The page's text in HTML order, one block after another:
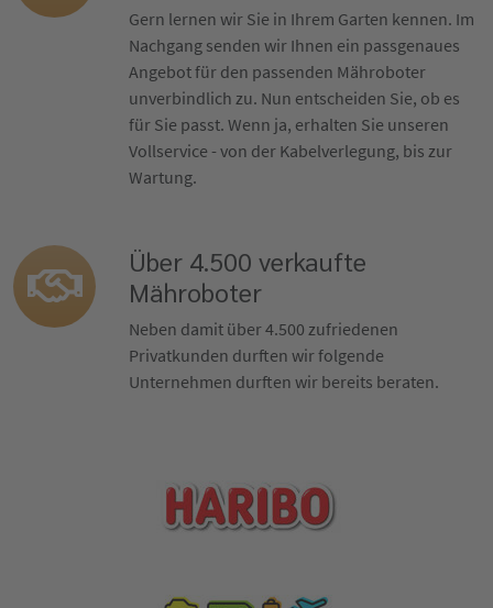
Gern lernen wir Sie in Ihrem Garten kennen. Im
Nachgang senden wir Ihnen ein passgenaues
Angebot für den passenden Mähroboter
unverbindlich zu. Nun entscheiden Sie, ob es
für Sie passt. Wenn ja, erhalten Sie unseren
Vollservice - von der Kabelverlegung, bis zur
Wartung.
Über 4.500 verkaufte
Mähroboter
Neben damit über 4.500 zufriedenen
Privatkunden durften wir folgende
Unternehmen durften wir bereits beraten.